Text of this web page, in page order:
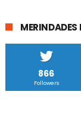
MERINDADES
866
Followers